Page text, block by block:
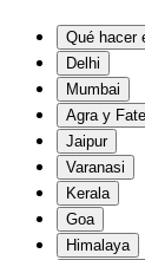
Qué hacer
Delhi
Mumbai
Agra y
Jaipur
Varanasi
Kerala
Goa
Himalaya